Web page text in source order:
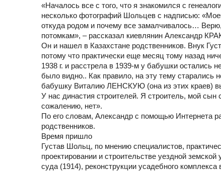
«Началось все с того, что я знакомился с
несколько фотографий Шольцев с надписью:
откуда родом и почему все замалчивалось…
потомкам», – рассказал киевлянин Александр
Он и нашел в Казахстане родственников. Внук
потому что практически еще месяц тому назад
1938 г. и расстрела в 1939-м у бабушки остались
было видно.. Как правило, на эту тему старались
бабушку Виталию ЛЕНСКУЮ (она из этих краев)
У нас династия строителей. Я строитель, мой сын
сожалению, нет».
По его словам, Александр с помощью Интернета
родственников.
Время пришло
Густав Шольц, по мнению специалистов,
проектировании и строительстве уездной
суда (1914), реконструкции усадебного